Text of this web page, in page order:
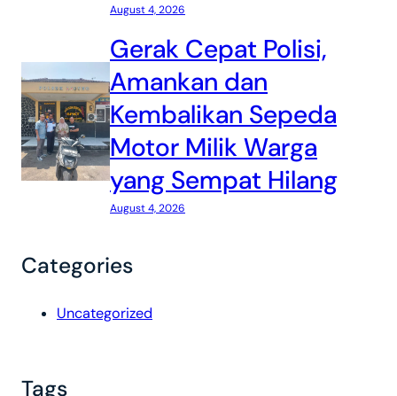
August 4, 2026
Gerak Cepat Polisi,
Amankan dan
Kembalikan Sepeda
Motor Milik Warga
yang Sempat Hilang
August 4, 2026
Categories
Uncategorized
Tags